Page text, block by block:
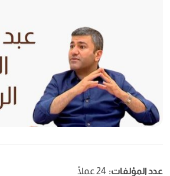
عدد المؤلفات: 24 عملًا